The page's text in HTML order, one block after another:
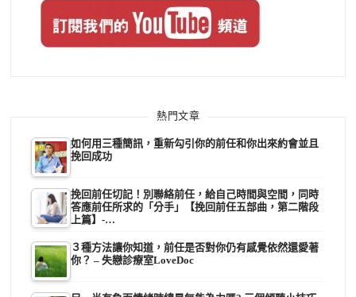
熱門文章
如何用三種簡訊，重新勾引你的前任和你出來約會並且
挽回成功
挽回前任切記！別聯絡前任，給自己時間與空間，同時
答應前任所求的「分手」【挽回前任五部曲，第二階段
上篇】-…
３種方法讓你知道，前任是否對你仍有感覺依然還愛著
你？ – 失戀診療室LoveDoc